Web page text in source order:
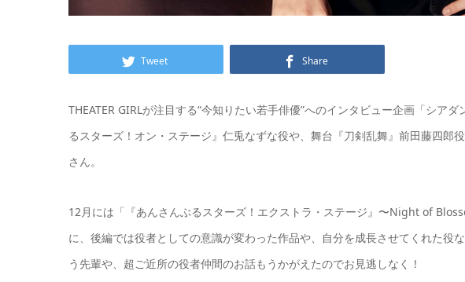
Tweet Share
THEATER GIRLが注目する“今知りたい若手俳優”へのインタビュー企画「シア
るスターズ！オン・ステージ』仁兎なずな役や、舞台『刀剣乱舞』前田藤四郎
さん。
12月には「『あんさんぶるスターズ！エクストラ・ステージ』〜Night of
に、後編では役者としての意識が変わった作品や、自分を成長させてくれた役
う先輩や、超ご近所の役者仲間のお話もうかがえたのでお見逃しなく！